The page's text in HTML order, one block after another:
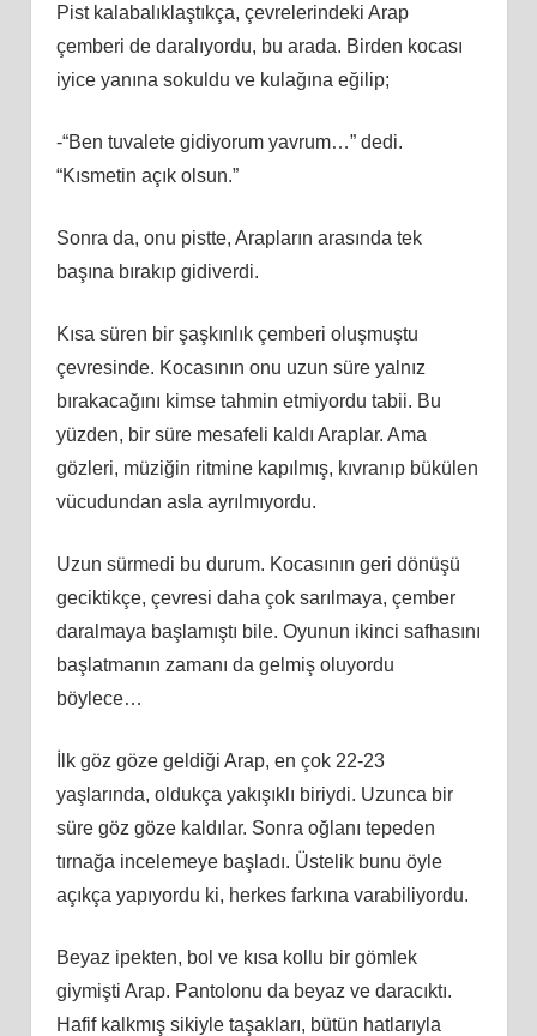
Pist kalabalıklaştıkça, çevrelerindeki Arap
çemberi de daralıyordu, bu arada. Birden kocası
iyice yanına sokuldu ve kulağına eğilip;
-“Ben tuvalete gidiyorum yavrum…” dedi.
“Kısmetin açık olsun.”
Sonra da, onu pistte, Arapların arasında tek
başına bırakıp gidiverdi.
Kısa süren bir şaşkınlık çemberi oluşmuştu
çevresinde. Kocasının onu uzun süre yalnız
bırakacağını kimse tahmin etmiyordu tabii. Bu
yüzden, bir süre mesafeli kaldı Araplar. Ama
gözleri, müziğin ritmine kapılmış, kıvranıp bükülen
vücudundan asla ayrılmıyordu.
Uzun sürmedi bu durum. Kocasının geri dönüşü
geciktikçe, çevresi daha çok sarılmaya, çember
daralmaya başlamıştı bile. Oyunun ikinci safhasını
başlatmanın zamanı da gelmiş oluyordu
böylece…
İlk göz göze geldiği Arap, en çok 22-23
yaşlarında, oldukça yakışıklı biriydi. Uzunca bir
süre göz göze kaldılar. Sonra oğlanı tepeden
tırnağa incelemeye başladı. Üstelik bunu öyle
açıkça yapıyordu ki, herkes farkına varabiliyordu.
Beyaz ipekten, bol ve kısa kollu bir gömlek
giymişti Arap. Pantolonu da beyaz ve daracıktı.
Hafif kalkmış sikiyle taşakları, bütün hatlarıyla